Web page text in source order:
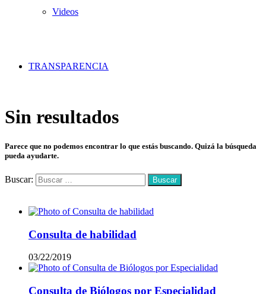
Videos
TRANSPARENCIA
Sin resultados
Parece que no podemos encontrar lo que estás buscando. Quizá la búsqueda
pueda ayudarte.
Buscar:
Consulta de habilidad
03/22/2019
Consulta de Biólogos por Especialidad